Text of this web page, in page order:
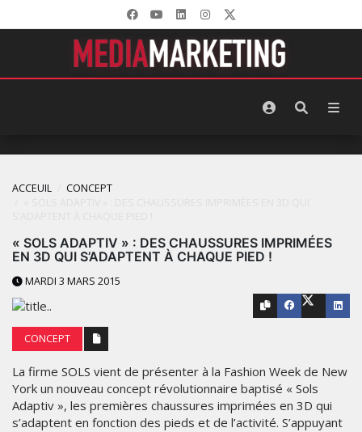
ACCEUIL
CONCEPT
« SOLS ADAPTIV » : DES CHAUSSURES IMPRIMÉES
EN 3D QUI S’ADAPTENT À CHAQUE PIED !
MARDI 3 MARS 2015
CONCEPT
La firme SOLS vient de présenter à la Fashion Week de New
York un nouveau concept révolutionnaire baptisé « Sols
Adaptiv », les premières chaussures imprimées en 3D qui
s’adaptent en fonction des pieds et de l’activité. S’appuyant